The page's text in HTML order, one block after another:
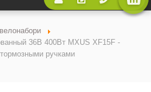
36В 400Вт MXUS XF15F -
ручками